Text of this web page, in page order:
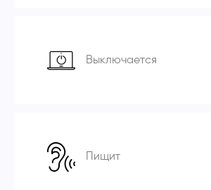
Выключается
Пищит